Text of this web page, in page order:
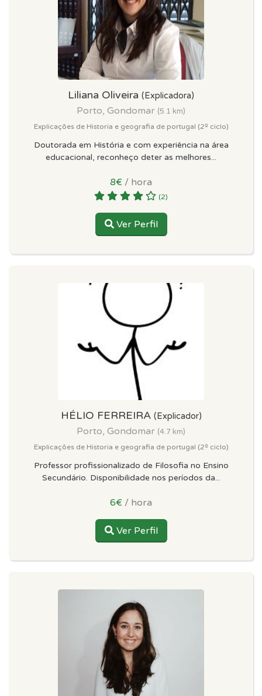
Liliana Oliveira (Explicadora)
Porto, Gondomar (5.1 km)
Explicações de Historia e geografia de portugal (2º ciclo)
Doutorada em História e com experiência na área
educacional, reconheço deter as melhores...
8€ / hora
(2)
Ver Perfil
HÉLIO FERREIRA (Explicador)
Porto, Gondomar (4.7 km)
Explicações de Historia e geografia de portugal (2º ciclo)
Professor profissionalizado de Filosofia no Ensino
Secundário. Disponibilidade nos períodos da...
6€ / hora
Ver Perfil